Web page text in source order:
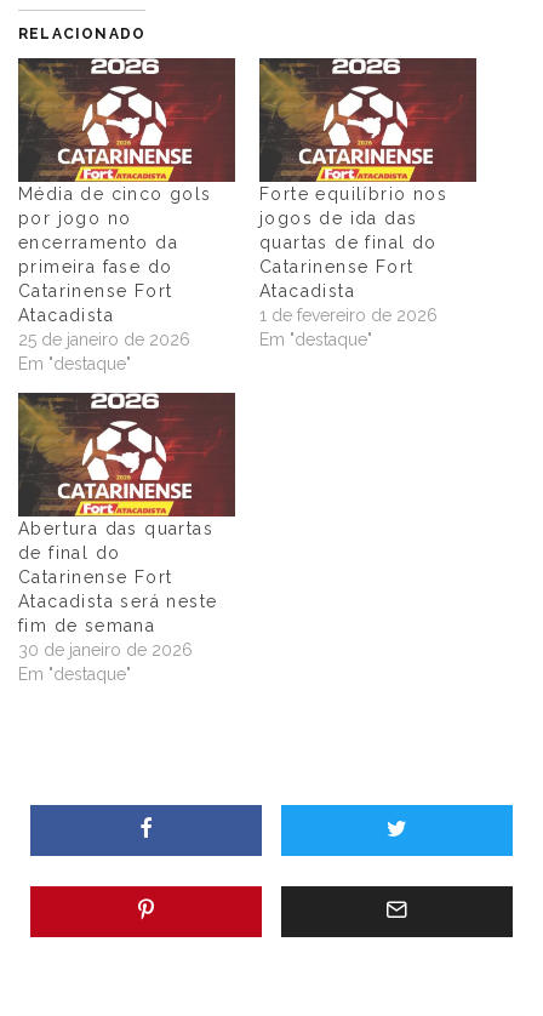
RELACIONADO
Média de cinco gols
por jogo no
encerramento da
primeira fase do
Catarinense Fort
Atacadista
25 de janeiro de 2026
Em "destaque"
Forte equilíbrio nos
jogos de ida das
quartas de final do
Catarinense Fort
Atacadista
1 de fevereiro de 2026
Em "destaque"
Abertura das quartas
de final do
Catarinense Fort
Atacadista será neste
fim de semana
30 de janeiro de 2026
Em "destaque"